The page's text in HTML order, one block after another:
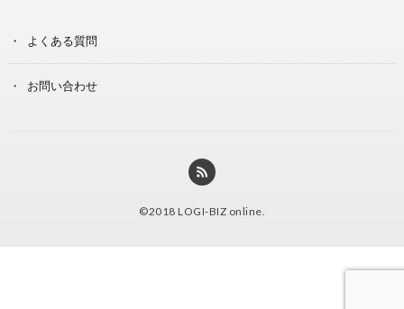
よくある質問
お問い合わせ
©2018 LOGI-BIZ online